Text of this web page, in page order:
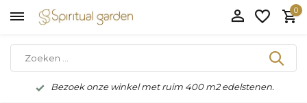
0
Bezoek onze winkel met ruim 400 m2 edelstenen.